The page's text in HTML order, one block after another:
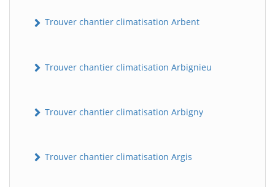
Trouver chantier climatisation Arbent
Trouver chantier climatisation Arbignieu
Trouver chantier climatisation Arbigny
Trouver chantier climatisation Argis